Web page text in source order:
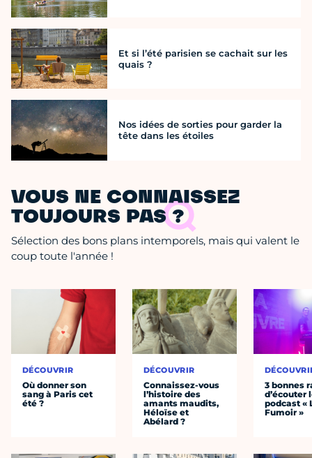
Et si l’été parisien se cachait sur les
quais ?
Nos idées de sorties pour garder la
tête dans les étoiles
VOUS NE CONNAISSEZ
TOUJOURS PAS ?
Sélection des bons plans intemporels, mais qui valent le
coup toute l'année !
DÉCOUVRIR
Où donner son
sang à Paris cet
été ?
DÉCOUVRIR
Connaissez-vous
l’histoire des
amants maudits,
Héloïse et
Abélard ?
3 bonnes
d’écouter
podcast «
Fumoir »